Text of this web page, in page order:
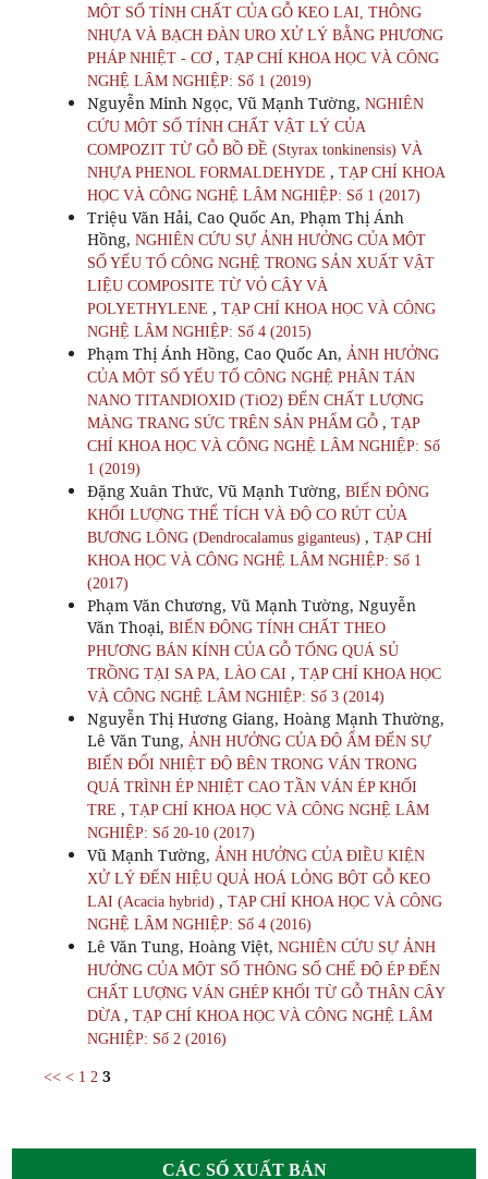
MỘT SỐ TÍNH CHẤT CỦA GỖ KEO LAI, THÔNG
NHỰA VÀ BẠCH ĐÀN URO XỬ LÝ BẰNG PHƯƠNG
PHÁP NHIỆT - CƠ , TẠP CHÍ KHOA HỌC VÀ CÔNG
NGHỆ LÂM NGHIỆP: Số 1 (2019)
Nguyễn Minh Ngọc, Vũ Mạnh Tường, NGHIÊN
CỨU MỘT SỐ TÍNH CHẤT VẬT LÝ CỦA
COMPOZIT TỪ GỖ BỒ ĐỀ (Styrax tonkinensis) VÀ
NHỰA PHENOL FORMALDEHYDE , TẠP CHÍ KHOA
HỌC VÀ CÔNG NGHỆ LÂM NGHIỆP: Số 1 (2017)
Triệu Văn Hải, Cao Quốc An, Phạm Thị Ánh
Hồng, NGHIÊN CỨU SỰ ẢNH HƯỞNG CỦA MỘT
SỐ YẾU TỐ CÔNG NGHỆ TRONG SẢN XUẤT VẬT
LIỆU COMPOSITE TỪ VỎ CÂY VÀ
POLYETHYLENE , TẠP CHÍ KHOA HỌC VÀ CÔNG
NGHỆ LÂM NGHIỆP: Số 4 (2015)
Phạm Thị Ánh Hồng, Cao Quốc An, ẢNH HƯỞNG
CỦA MỘT SỐ YẾU TỐ CÔNG NGHỆ PHÂN TÁN
NANO TITANDIOXID (TiO2) ĐẾN CHẤT LƯỢNG
MÀNG TRANG SỨC TRÊN SẢN PHẨM GỖ , TẠP
CHÍ KHOA HỌC VÀ CÔNG NGHỆ LÂM NGHIỆP: Số
1 (2019)
Đặng Xuân Thức, Vũ Mạnh Tường, BIẾN ĐỘNG
KHỐI LƯỢNG THỂ TÍCH VÀ ĐỘ CO RÚT CỦA
BƯƠNG LÔNG (Dendrocalamus giganteus) , TẠP CHÍ
KHOA HỌC VÀ CÔNG NGHỆ LÂM NGHIỆP: Số 1
(2017)
Phạm Văn Chương, Vũ Mạnh Tường, Nguyễn
Văn Thoại, BIẾN ĐỘNG TÍNH CHẤT THEO
PHƯƠNG BÁN KÍNH CỦA GỖ TỐNG QUÁ SỦ
TRỒNG TẠI SA PA, LÀO CAI , TẠP CHÍ KHOA HỌC
VÀ CÔNG NGHỆ LÂM NGHIỆP: Số 3 (2014)
Nguyễn Thị Hương Giang, Hoàng Mạnh Thường,
Lê Văn Tung, ẢNH HƯỞNG CỦA ĐỘ ẨM ĐẾN SỰ
BIẾN ĐỔI NHIỆT ĐỘ BÊN TRONG VÁN TRONG
QUÁ TRÌNH ÉP NHIỆT CAO TẦN VÁN ÉP KHỐI
TRE , TẠP CHÍ KHOA HỌC VÀ CÔNG NGHỆ LÂM
NGHIỆP: Số 20-10 (2017)
Vũ Mạnh Tường, ẢNH HƯỞNG CỦA ĐIỀU KIỆN
XỬ LÝ ĐẾN HIỆU QUẢ HOÁ LỎNG BỘT GỖ KEO
LAI (Acacia hybrid) , TẠP CHÍ KHOA HỌC VÀ CÔNG
NGHỆ LÂM NGHIỆP: Số 4 (2016)
Lê Văn Tung, Hoàng Việt, NGHIÊN CỨU SỰ ẢNH
HƯỞNG CỦA MỘT SỐ THÔNG SỐ CHẾ ĐỘ ÉP ĐẾN
CHẤT LƯỢNG VÁN GHÉP KHỐI TỪ GỖ THÂN CÂY
DỪA , TẠP CHÍ KHOA HỌC VÀ CÔNG NGHỆ LÂM
NGHIỆP: Số 2 (2016)
<< < 1 2 3
CÁC SỐ XUẤT BẢN